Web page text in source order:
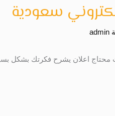
سعودية
admin
محتاج اعلان يشرح فكرتك بشكل